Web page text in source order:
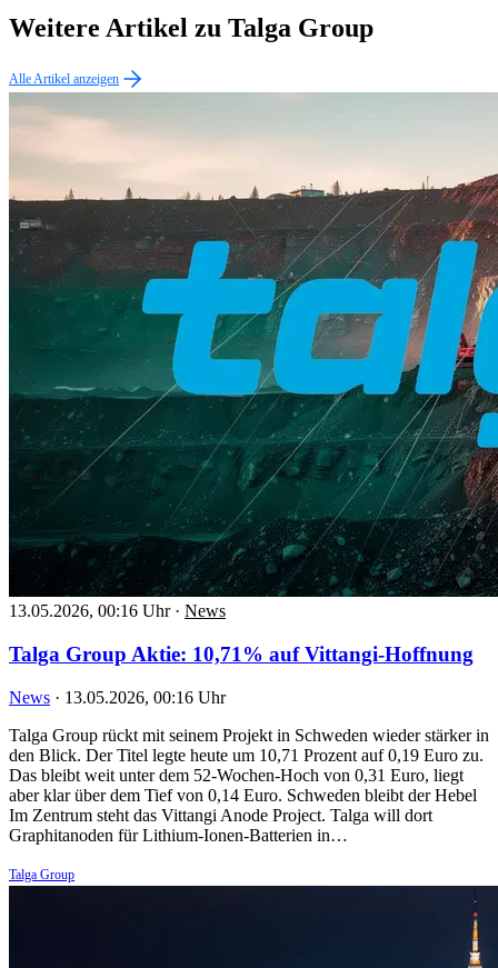
Weitere Artikel zu Talga Group
Alle Artikel anzeigen
13.05.2026, 00:16 Uhr · News
Talga Group Aktie: 10,71% auf Vittangi-Hoffnung
News · 13.05.2026, 00:16 Uhr
Talga Group rückt mit seinem Projekt in Schweden wieder stärker in
den Blick. Der Titel legte heute um 10,71 Prozent auf 0,19 Euro zu.
Das bleibt weit unter dem 52-Wochen-Hoch von 0,31 Euro, liegt
aber klar über dem Tief von 0,14 Euro. Schweden bleibt der Hebel
Im Zentrum steht das Vittangi Anode Project. Talga will dort
Graphitanoden für Lithium-Ionen-Batterien in…
Talga Group